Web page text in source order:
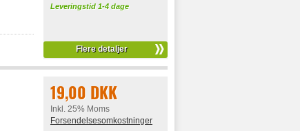
Leveringstid 1-4 dage
Flere detaljer
19,00 DKK
Inkl. 25% Moms
Forsendelsesomkostninger